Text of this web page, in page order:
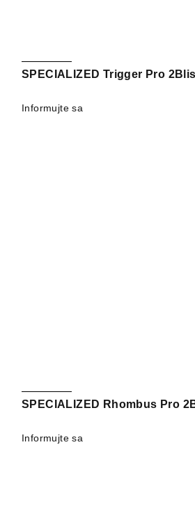
SPECIALIZED Trigger Pro
Informujte sa
SPECIALIZED Rhombus Pro
Informujte sa